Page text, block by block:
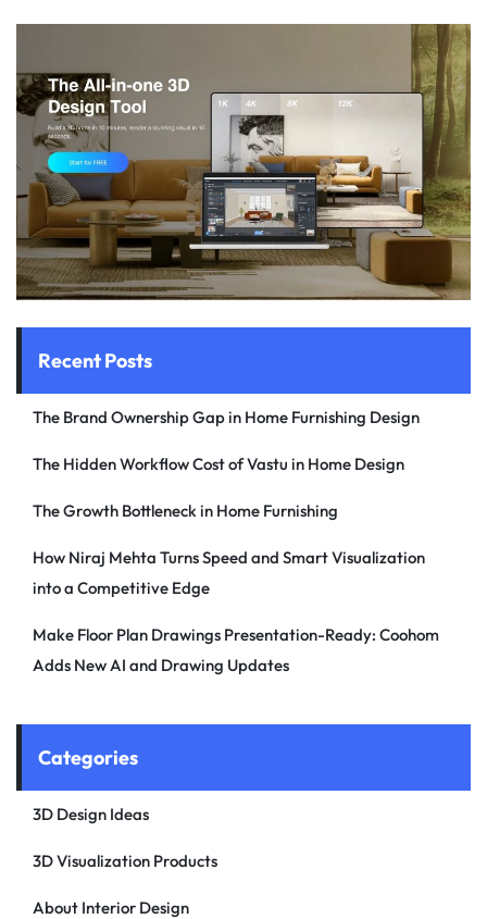
Recent Posts
The Brand Ownership Gap in Home Furnishing Design
The Hidden Workflow Cost of Vastu in Home Design
The Growth Bottleneck in Home Furnishing
How Niraj Mehta Turns Speed and Smart Visualization
into a Competitive Edge
Make Floor Plan Drawings Presentation-Ready: Coohom
Adds New AI and Drawing Updates
Categories
3D Design Ideas
3D Visualization Products
About Interior Design